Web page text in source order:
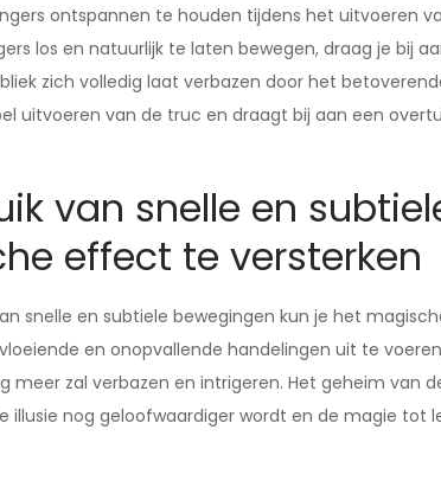
ontspannen te houden tijdens het uitvoeren
los en natuurlijk te laten bewegen, draag je bij
zich volledig laat verbazen door het
uitvoeren van de truc en draagt bij aan een
van snelle en
effect te versterken
snelle en subtiele bewegingen kun je het
en onopvallende handelingen uit te
meer zal verbazen en intrigeren. Het geheim van
illusie nog geloofwaardiger wordt en de magie tot